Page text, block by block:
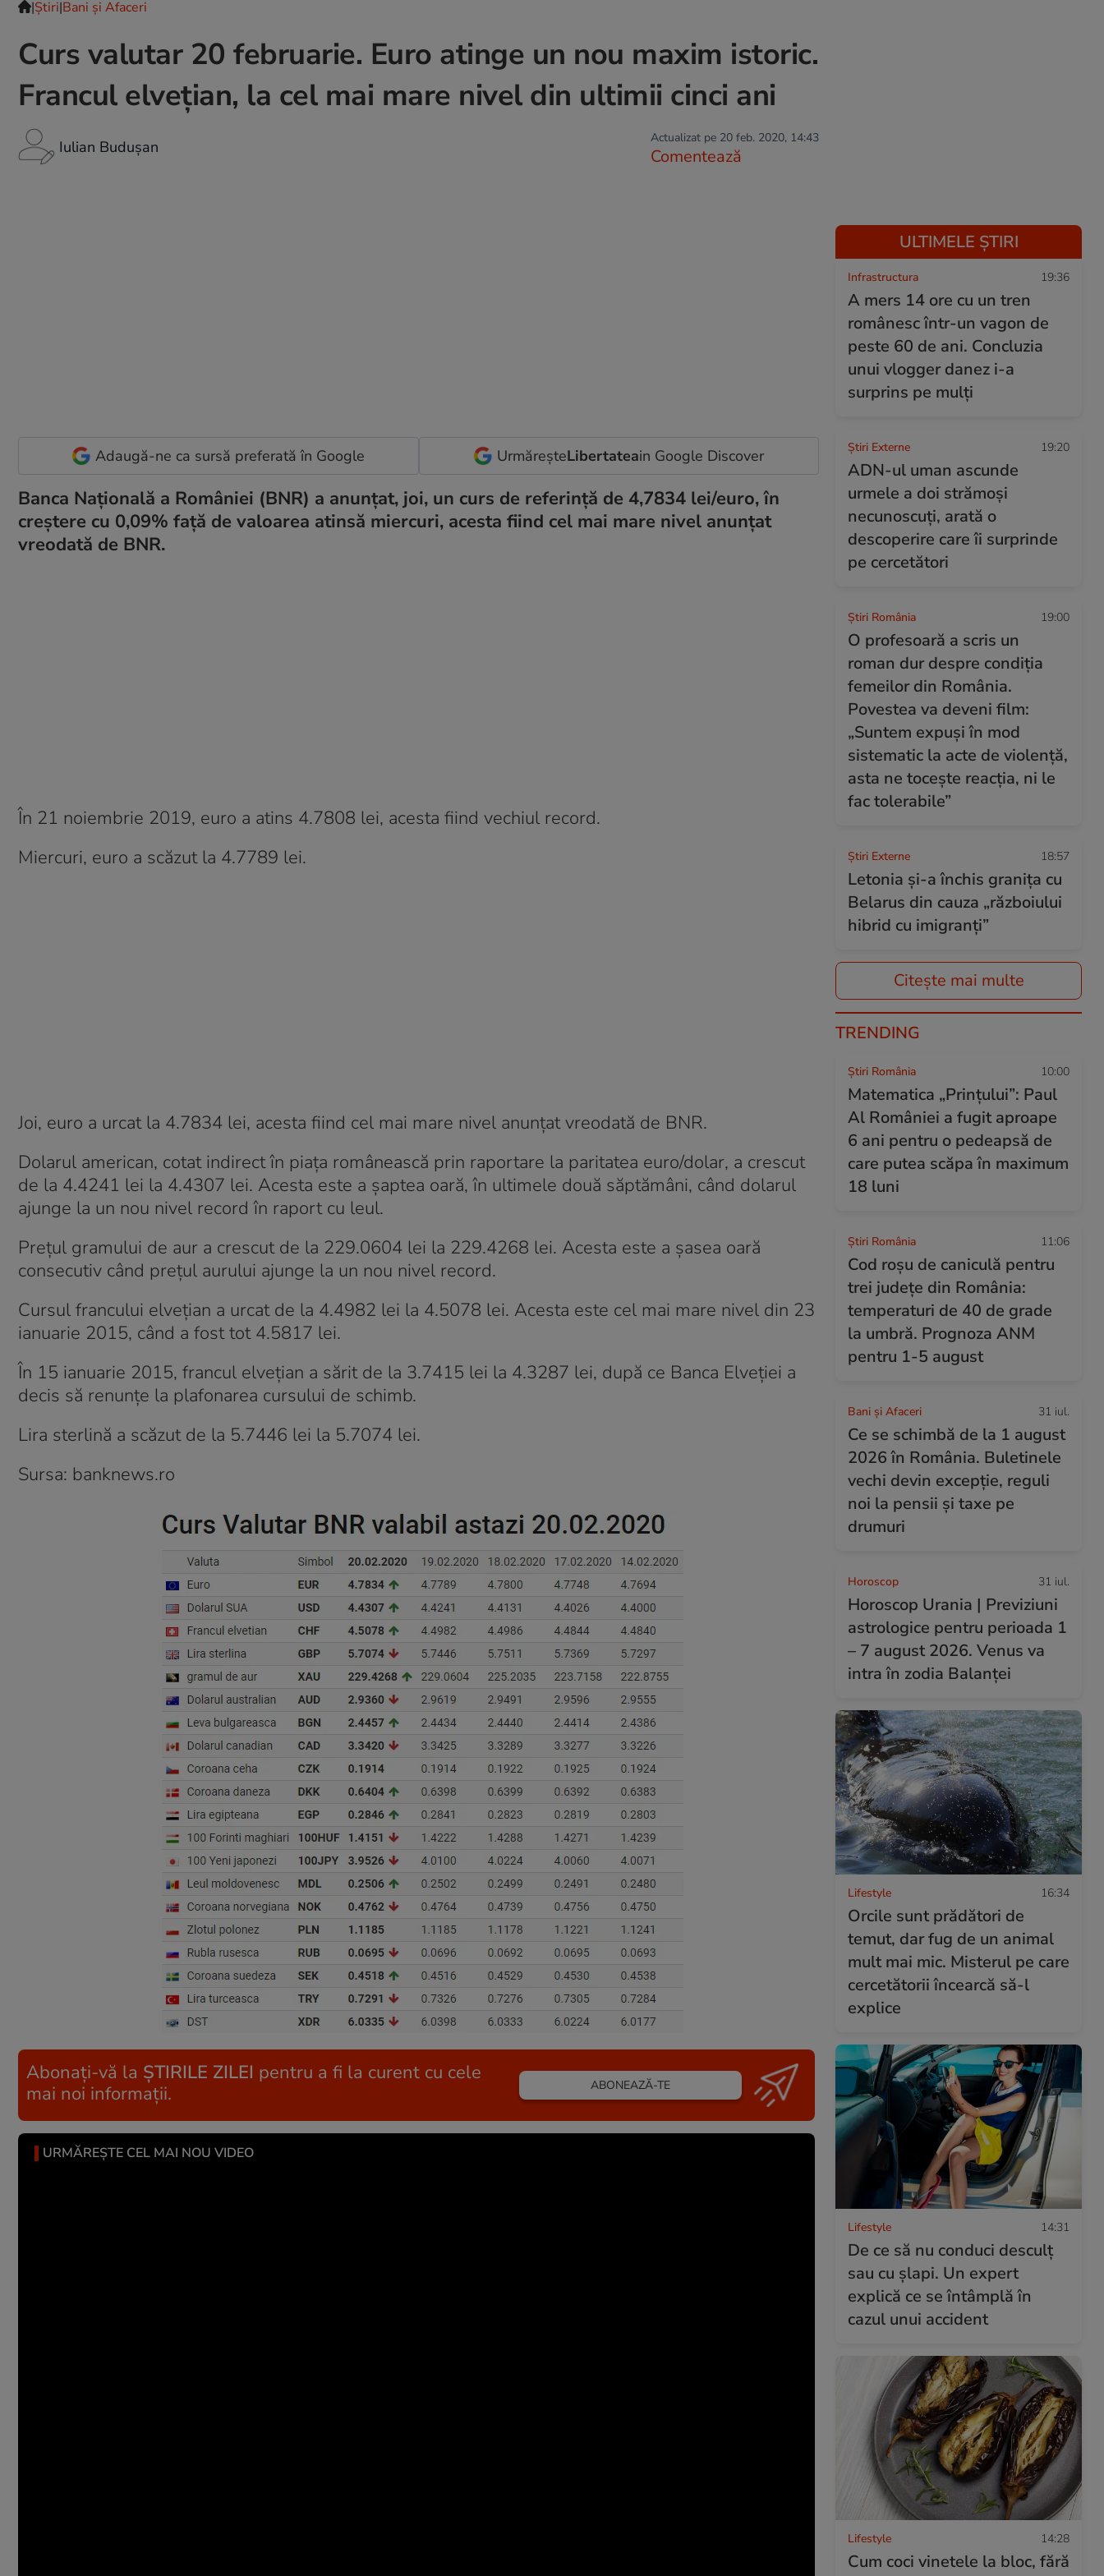
|Ştiri|Bani și Afaceri
Curs valutar 20 februarie. Euro atinge un nou maxim istoric.
Francul elvețian, la cel mai mare nivel din ultimii cinci ani
Iulian Budușan Actualizat pe 20 feb. 2020, 14:43
Comentează
Adaugă-ne ca sursă preferată în Google UrmăreșteLibertateain Google Discover
Banca Naţională a României (BNR) a anunţat, joi, un curs de referinţă de 4,7834 lei/euro, în
creştere cu 0,09% faţă de valoarea atinsă miercuri, acesta fiind cel mai mare nivel anunţat
vreodată de BNR.
În 21 noiembrie 2019, euro a atins 4.7808 lei, acesta fiind vechiul record.
Miercuri, euro a scăzut la 4.7789 lei.
Joi, euro a urcat la 4.7834 lei, acesta fiind cel mai mare nivel anunţat vreodată de BNR.
Dolarul american, cotat indirect în piaţa românească prin raportare la paritatea euro/dolar, a crescut
de la 4.4241 lei la 4.4307 lei. Acesta este a şaptea oară, în ultimele două săptămâni, când dolarul
ajunge la un nou nivel record în raport cu leul.
Preţul gramului de aur a crescut de la 229.0604 lei la 229.4268 lei. Acesta este a şasea oară
consecutiv când preţul aurului ajunge la un nou nivel record.
Cursul francului elveţian a urcat de la 4.4982 lei la 4.5078 lei. Acesta este cel mai mare nivel din 23
ianuarie 2015, când a fost tot 4.5817 lei.
În 15 ianuarie 2015, francul elveţian a sărit de la 3.7415 lei la 4.3287 lei, după ce Banca Elveţiei a
decis să renunţe la plafonarea cursului de schimb.
Lira sterlină a scăzut de la 5.7446 lei la 5.7074 lei.
Sursa: banknews.ro
Abonați-vă la ȘTIRILE ZILEI pentru a fi la curent cu cele
mai noi informații.
ABONEAZĂ-TE
URMĂREȘTE CEL MAI NOU VIDEO
ULTIMELE ȘTIRI
Infrastructura 19:36
A mers 14 ore cu un tren
românesc într-un vagon de
peste 60 de ani. Concluzia
unui vlogger danez i-a
surprins pe mulți
Știri Externe 19:20
ADN-ul uman ascunde
urmele a doi strămoși
necunoscuți, arată o
descoperire care îi surprinde
pe cercetători
Știri România 19:00
O profesoară a scris un
roman dur despre condiția
femeilor din România.
Povestea va deveni film:
„Suntem expuşi în mod
sistematic la acte de violenţă,
asta ne toceşte reacţia, ni le
fac tolerabile”
Știri Externe 18:57
Letonia și-a închis granița cu
Belarus din cauza „războiului
hibrid cu imigranți”
Citește mai multe
TRENDING
Știri România 10:00
Matematica „Prințului”: Paul
Al României a fugit aproape
6 ani pentru o pedeapsă de
care putea scăpa în maximum
18 luni
Știri România 11:06
Cod roșu de caniculă pentru
trei județe din România:
temperaturi de 40 de grade
la umbră. Prognoza ANM
pentru 1-5 august
Bani și Afaceri 31 iul.
Ce se schimbă de la 1 august
2026 în România. Buletinele
vechi devin excepție, reguli
noi la pensii și taxe pe
drumuri
Horoscop 31 iul.
Horoscop Urania | Previziuni
astrologice pentru perioada 1
– 7 august 2026. Venus va
intra în zodia Balanței
Lifestyle 16:34
Orcile sunt prădători de
temut, dar fug de un animal
mult mai mic. Misterul pe care
cercetătorii încearcă să-l
explice
Lifestyle 14:31
De ce să nu conduci desculț
sau cu șlapi. Un expert
explică ce se întâmplă în
cazul unui accident
Lifestyle 14:28
Cum coci vinetele la bloc, fără